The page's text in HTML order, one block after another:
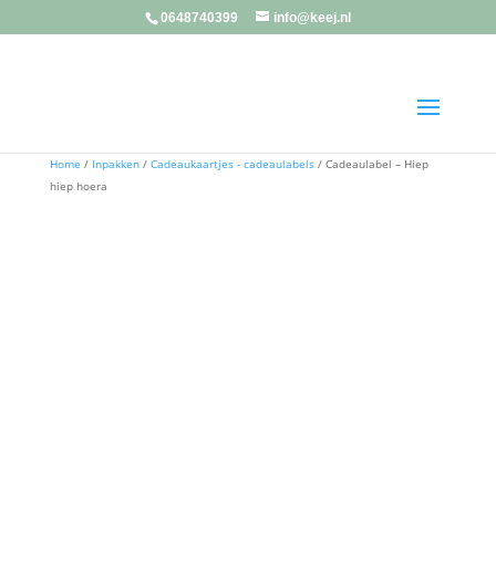
0648740399 info@keej.nl
Home / Inpakken/ Cadeaukaartjes - cadeaulabels/ Cadeaulabel – Hiep
hiep hoera